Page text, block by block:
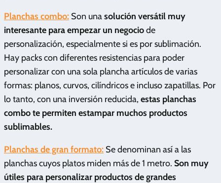
Planchas combo: Son unasolución versátil muy
interesante para empezar un negociode
personalización, especialmente si es por sublimación.
Hay packs con diferentes resistencias para poder
personalizar con una sola plancha artículos de varias
formas: planos, curvos, cilíndricos e incluso zapatillas. Por
lo tanto, con una inversión reducida, estas planchas
combo te permiten estampar muchos productos
sublimables.
Planchas de gran formato: Se denominan así a las
planchas cuyos platos miden más de 1 metro. Son muy
útiles para personalizar productos de grandes